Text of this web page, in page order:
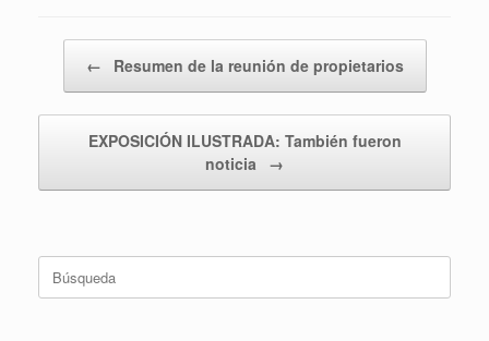
← Resumen de la reunión de propietarios
EXPOSICIÓN ILUSTRADA: También fueron
noticia →
Buscar: